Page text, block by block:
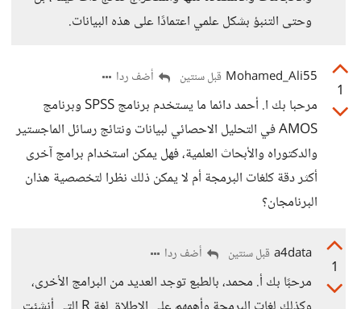
وحتى التنبؤ بشكل علمي اعتمادًا على هذه البيانات.
1
Mohamed_Ali55 قبل سنتين أضف ردا
مرحبا بك ا. أحمد دائما ما يستخدم برنامج SPSS وبرنامج
AMOS في التحليل الاحصائي لبيانات ونتائج رسائل الماجستير
والدكتوراه والأبحاث العلمية، فهل يمكن استخدام برامج آخرى
أكثر دقة كلغات البرمجة أم لا يمكن ذلك نظرا لتخصصية هذان
البرنامجان؟
1
a4data قبل سنتين أضف ردا
مرحبًا بك أ. محمد، بالطبع توجد العديد من البرامج الأخرى،